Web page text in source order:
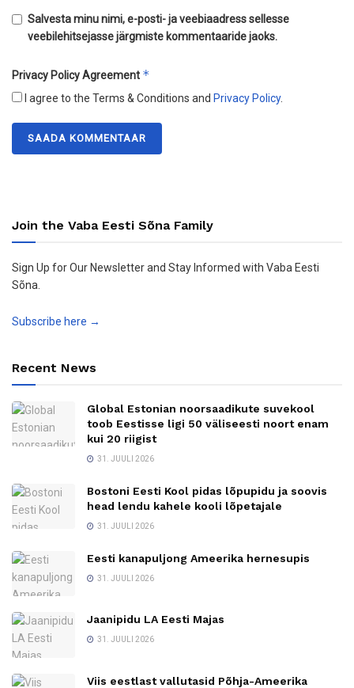
Salvesta minu nimi, e-posti- ja veebiaadress sellesse
veebilehitsejasse järgmiste kommentaaride jaoks.
Privacy Policy Agreement *
I agree to the Terms & Conditions and Privacy Policy.
Join the Vaba Eesti Sõna Family
Sign Up for Our Newsletter and Stay Informed with Vaba Eesti
Sõna.
Subscribe here →
Recent News
Global Estonian noorsaadikute suvekool
toob Eestisse ligi 50 väliseesti noort enam
kui 20 riigist
31. JUULI 2026
Bostoni Eesti Kool pidas lõpupidu ja soovis
head lendu kahele kooli lõpetajale
31. JUULI 2026
Eesti kanapuljong Ameerika hernesupis
31. JUULI 2026
Jaanipidu LA Eesti Majas
31. JUULI 2026
Viis eestlast vallutasid Põhja-Ameerika